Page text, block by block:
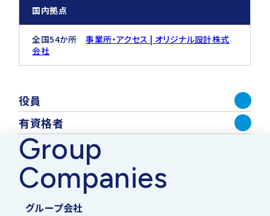
国内拠点
全国54か所事業所・アクセス | オリジナル設計株式
会社
役員
代表取締役社長
菅 伸彦
取締役（専務執行役員・事業統括）
大東 達也
有資格者
2026年4月1日現在
資格等名称
博士号
Group
Companies
グループ会社